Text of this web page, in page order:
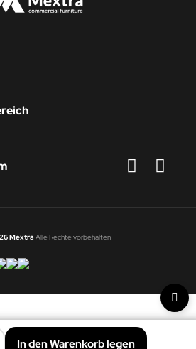
In den Warenkorb legen
Mextra Alle Rechte vorbehalten